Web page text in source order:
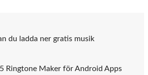
du ladda ner gratis musik
Ringtone Maker för Android Apps